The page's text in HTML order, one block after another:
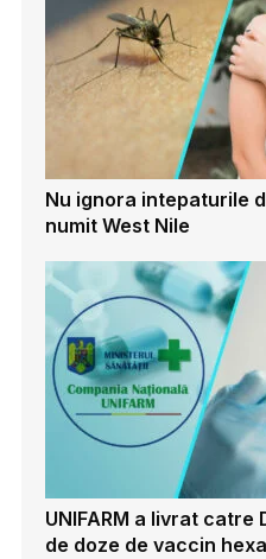
Nu ignora intepaturile
numit West Nile
UNIFARM a livrat catre
de doze de vaccin